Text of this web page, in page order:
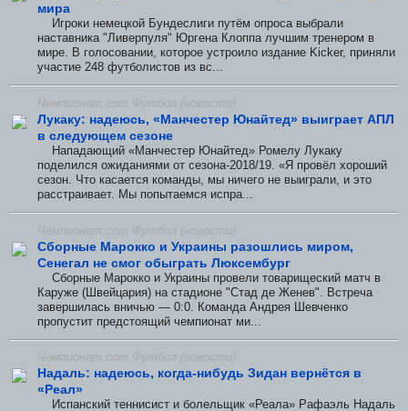
мира
Игроки немецкой Бундеслиги путём опроса выбрали
наставника "Ливерпуля" Юргена Клоппа лучшим тренером в
мире. В голосовании, которое устроило издание Kicker, приняли
участие 248 футболистов из вс...
Чемпионат.com Футбол (новости)
Лукаку: надеюсь, «Манчестер Юнайтед» выиграет АПЛ
в следующем сезоне
Нападающий «Манчестер Юнайтед» Ромелу Лукаку
поделился ожиданиями от сезона-2018/19. «Я провёл хороший
сезон. Что касается команды, мы ничего не выиграли, и это
расстраивает. Мы попытаемся испра...
Чемпионат.com Футбол (новости)
Сборные Марокко и Украины разошлись миром,
Сенегал не смог обыграть Люксембург
Сборные Марокко и Украины провели товарищеский матч в
Каруже (Швейцария) на стадионе "Стад де Женев". Встреча
завершилась вничью — 0:0. Команда Андрея Шевченко
пропустит предстоящий чемпионат ми...
Чемпионат.com Футбол (новости)
Надаль: надеюсь, когда-нибудь Зидан вернётся в
«Реал»
Испанский теннисист и болельщик «Реала» Рафаэль Надаль